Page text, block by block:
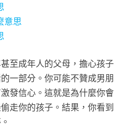
意思
至成年人的父母，擔心孩子
一部分。你可能不贊成男朋
發信心。這就是為什麼你會
走你的孩子。結果，你看到